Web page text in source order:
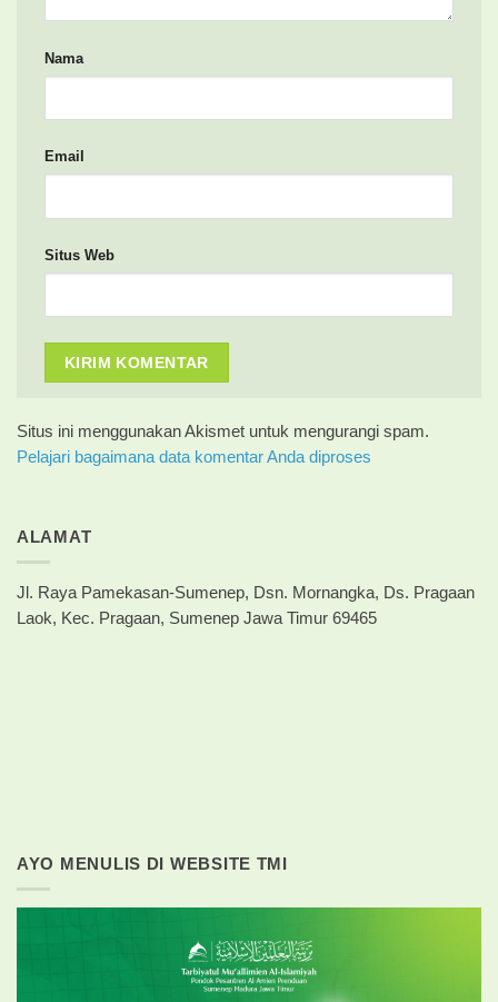
Nama
Email
Situs Web
Situs ini menggunakan Akismet untuk mengurangi spam.
Pelajari bagaimana data komentar Anda diproses
ALAMAT
Jl. Raya Pamekasan-Sumenep, Dsn. Mornangka, Ds. Pragaan
Laok, Kec. Pragaan, Sumenep Jawa Timur 69465
AYO MENULIS DI WEBSITE TMI